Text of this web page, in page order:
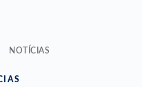
NOTÍCIAS